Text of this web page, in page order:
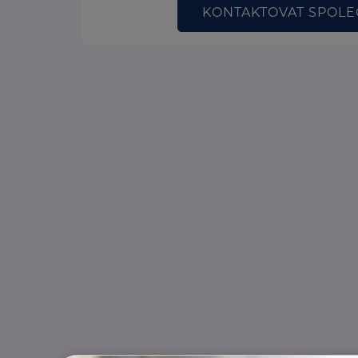
KONTAKTOVAT